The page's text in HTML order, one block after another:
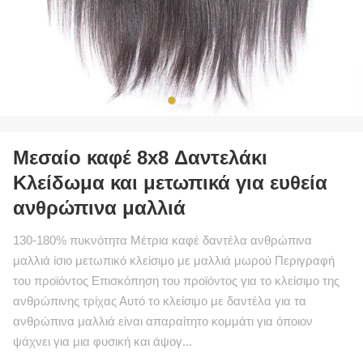
Μεσαίο καφέ 8x8 Δαντελάκι
Κλείδωμα και μετωπικά για ευθεία
ανθρώπινα μαλλιά
130-180% πυκνότητα Μέτρια καφέ δαντέλα ανθρώπινα
μαλλιά ίσιο μετωπικό κλείσιμο με μαλλιά μωρού Περιγραφή
του προϊόντος Επισκόπηση του προϊόντος για το κλείσιμο της
ανθρώπινης τρίχας Αυτό το κλείσιμο με δαντέλα για τα
ανθρώπινα μαλλιά είναι απαραίτητο κομμάτι για όποιον
ψάχνει για μια φυσική και άψογ...